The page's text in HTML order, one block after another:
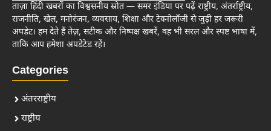
ताज़ा हिंदी खबरों का विश्वसनीय स्रोत — समर इंडिया पर पढ़ें राष्ट्रीय, अंतर्राष्ट्रीय,
राजनीति, खेल, मनोरंजन, व्यवसाय, शिक्षा और टेक्नोलॉजी से जुड़ी हर जरूरी
अपडेट। हम देते हैं तेज़, सटीक और निष्पक्ष खबरें, वह भी सरल और स्पष्ट भाषा में,
ताकि आप हमेशा अपडेटेड रहें।
Categories
अंतरराष्ट्रीय
राष्ट्रीय